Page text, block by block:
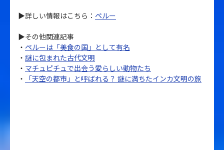
▶詳しい情報はこちら： ペルー
▶その他関連記事
・ ペルーは「美食の国」として有名
・ 謎に包まれた古代文明
・ マチュピチュで出会う愛らしい動物たち
・
「天空の都市」と呼ばれる？ 謎に満ちたインカ文明の旅